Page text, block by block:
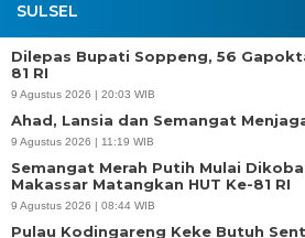
SULSEL
Dilepas Bupati Soppeng, 56
81 RI
9 Agustus 2026 | 20:03 WIB
Ahad, Lansia dan Semangat
9 Agustus 2026 | 11:19 WIB
Semangat Merah Putih Mulai
Makassar Matangkan HUT Ke-81 RI
9 Agustus 2026 | 08:44 WIB
Pulau Kodingareng Keke Butuh